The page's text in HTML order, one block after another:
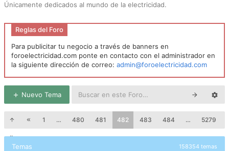
Únicamente dedicados al mundo de la electricidad.
Reglas del Foro
Para publicitar tu negocio a través de banners en
foroelectricidad.com ponte en contacto con el administrador en
la siguiente dirección de correo: admin@foroelectricidad.com
Nuevo Tema
1 … 480 481 482 483 484 … 5279
Temas 158354 temas